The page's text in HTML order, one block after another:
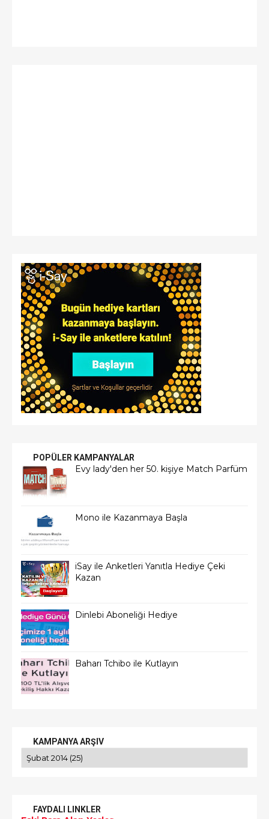
POPÜLER KAMPANYALAR
Evy lady'den her 50. kişiye Match Parfüm
Mono ile Kazanmaya Başla
iSay ile Anketleri Yanıtla Hediye Çeki
Kazan
Dinlebi Aboneliği Hediye
Baharı Tchibo ile Kutlayın
KAMPANYA ARŞIV
FAYDALI LINKLER